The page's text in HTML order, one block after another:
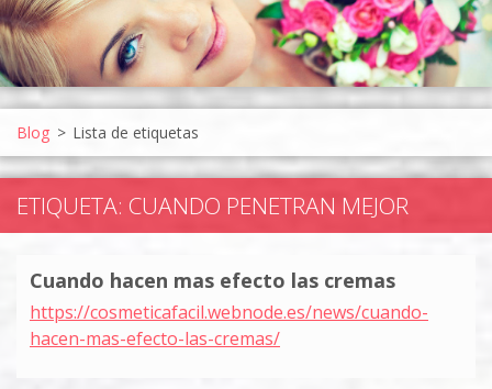
Blog > Lista de etiquetas
ETIQUETA: CUANDO PENETRAN MEJOR
Cuando hacen mas efecto las cremas
https://cosmeticafacil.webnode.es/news/cuando-
hacen-mas-efecto-las-cremas/